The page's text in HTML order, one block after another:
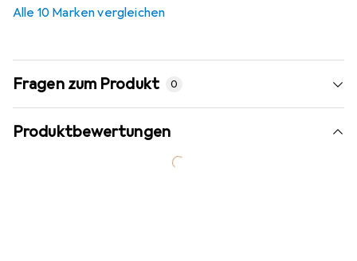
Alle 10 Marken vergleichen
Fragen zum Produkt 0
Produktbewertungen